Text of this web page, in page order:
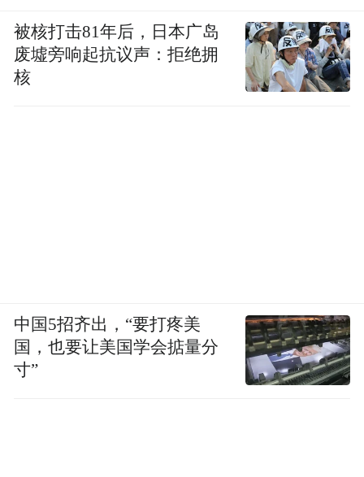
被核打击81年后，日本广岛
废墟旁响起抗议声：拒绝拥
核
中国5招齐出，“要打疼美
国，也要让美国学会掂量分
寸”